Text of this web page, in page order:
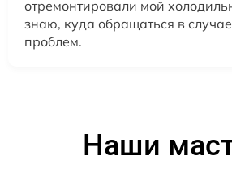
отремонтировали мой
знаю, куда обращаться в
проблем.
Наши